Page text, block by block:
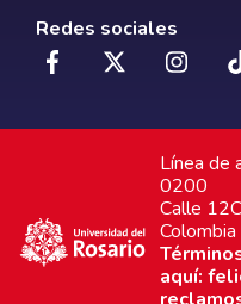
Redes sociales
Línea de
0200
Calle
Colombia
aquí: